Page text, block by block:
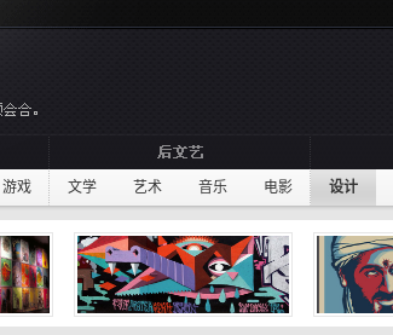
游戏 文学 艺术 音乐 电影 设计